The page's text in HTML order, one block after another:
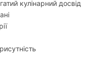
кулінарний досвід